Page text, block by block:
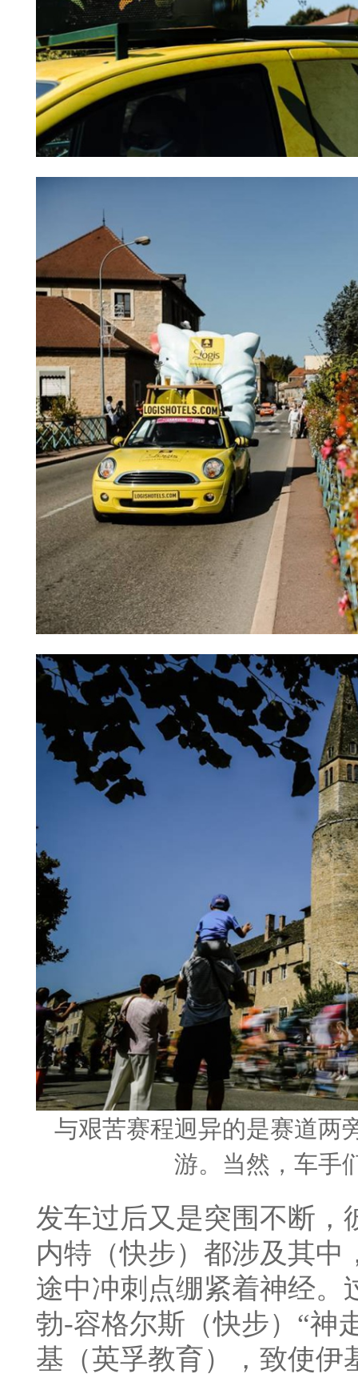
与艰苦赛程迥异的是赛道两
游。当然， 车手
发车过后又是突围不断，
内特（快步）都涉及其
途中冲刺点绷紧着神经。
勃-容格尔斯（快步）“神
基（英孚教育），致使伊